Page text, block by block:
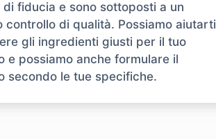
fiducia e sono sottoposti a un
controllo di qualità. Possiamo aiutarti
gli ingredienti giusti per il tuo
e possiamo anche formulare il
secondo le tue specifiche.